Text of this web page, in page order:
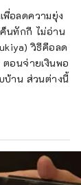
พื่อลดความยุ่ง
นทักกี ไม่อ่าน
วิธีคือลด
ตอนจ่ายเงินพอ
บ้าน ส่วนต่างนี้